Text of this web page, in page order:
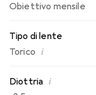
Obiettivo mensile
Tipo di lente
Torico i
Diottria i